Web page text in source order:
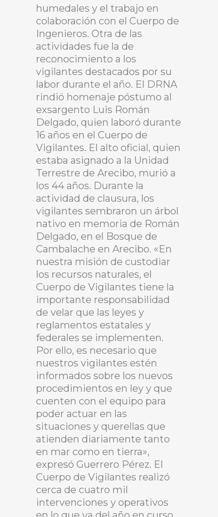
humedales y el trabajo en
colaboración con el Cuerpo de
Ingenieros. Otra de las
actividades fue la de
reconocimiento a los
vigilantes destacados por su
labor durante el año. El DRNA
rindió homenaje póstumo al
exsargento Luis Román
Delgado, quien laboró durante
16 años en el Cuerpo de
Vigilantes. El alto oficial, quien
estaba asignado a la Unidad
Terrestre de Arecibo, murió a
los 44 años. Durante la
actividad de clausura, los
vigilantes sembraron un árbol
nativo en memoria de Román
Delgado, en el Bosque de
Cambalache en Arecibo. «En
nuestra misión de custodiar
los recursos naturales, el
Cuerpo de Vigilantes tiene la
importante responsabilidad
de velar que las leyes y
reglamentos estatales y
federales se implementen.
Por ello, es necesario que
nuestros vigilantes estén
informados sobre los nuevos
procedimientos en ley y que
cuenten con el equipo para
poder actuar en las
situaciones y querellas que
atienden diariamente tanto
en mar como en tierra»,
expresó Guerrero Pérez. El
Cuerpo de Vigilantes realizó
cerca de cuatro mil
intervenciones y operativos